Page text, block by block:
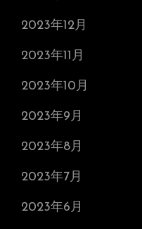
2023年12月
2023年11月
2023年10月
2023年9月
2023年8月
2023年7月
2023年6月